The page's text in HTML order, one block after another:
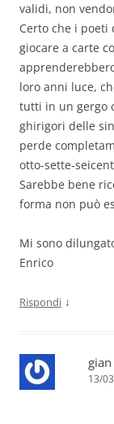
validi, non
Certo che i poeti
giocare a carte
loro anni luce,
tutti in un gergo
ghirigori delle
perde
otto-sette-
Sarebbe bene
forma non può
Mi sono
Enrico
Rispondi ↓
13/